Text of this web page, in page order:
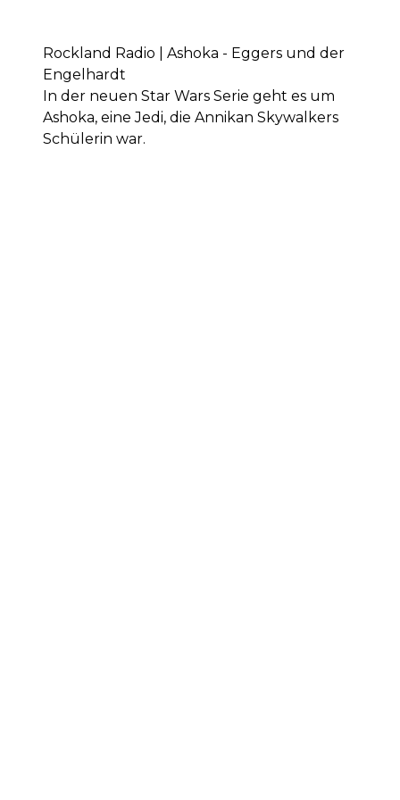
Rockland Radio | Ashoka - Eggers und der
Engelhardt
In der neuen Star Wars Serie geht es um
Ashoka, eine Jedi, die Annikan Skywalkers
Schülerin war.